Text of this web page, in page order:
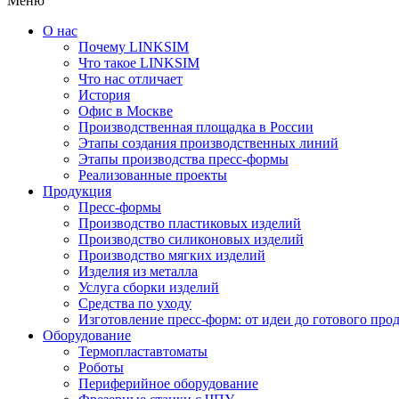
О нас
Почему LINKSIM
Что такое LINKSIM
Что нас отличает
История
Офис в Москве
Производственная площадка в России
Этапы создания производственных линий
Этапы производства пресс-формы
Реализованные проекты
Продукция
Пресс-формы
Производство пластиковых изделий
Производство силиконовых изделий
Производство мягких изделий
Изделия из металла
Услуга сборки изделий
Средства по уходу
Изготовление пресс-форм: от идеи до готового
Оборудование
Термопластавтоматы
Роботы
Периферийное оборудование